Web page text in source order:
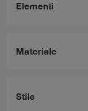
Elementi
Materiale
Stile